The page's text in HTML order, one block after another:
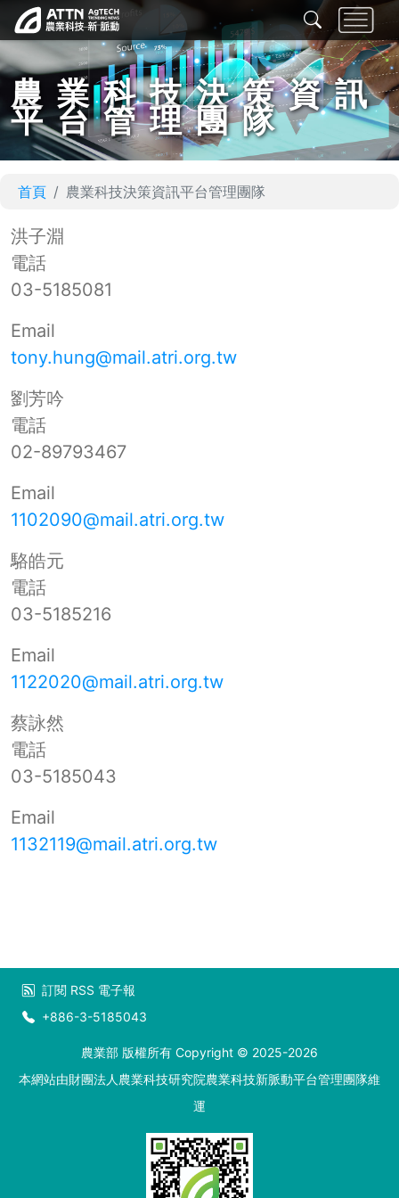
農業科技決策資訊
平台管理團隊
首頁 農業科技決策資訊平台管理團隊
洪子淵
電話
03-5185081
Email
tony.hung@mail.atri.org.tw
劉芳吟
電話
02-89793467
Email
1102090@mail.atri.org.tw
駱皓元
電話
03-5185216
Email
1122020@mail.atri.org.tw
蔡詠然
電話
03-5185043
Email
1132119@mail.atri.org.tw
訂閱 RSS 電子報
+886-3-5185043
農業部 版權所有 Copyright © 2025-2026
本網站由財團法人農業科技研究院農業科技新脈動平台管理團隊維
運